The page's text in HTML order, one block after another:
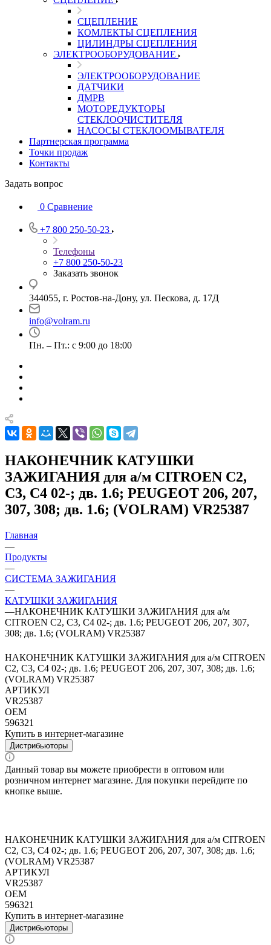
СЦЕПЛЕНИЕ
КОМЛЕКТЫ СЦЕПЛЕНИЯ
ЦИЛИНДРЫ СЦЕПЛЕНИЯ
ЭЛЕКТРООБОРУДОВАНИЕ
ЭЛЕКТРООБОРУДОВАНИЕ
ДАТЧИКИ
ДМРВ
МОТОРЕДУКТОРЫ
СТЕКЛООЧИСТИТЕЛЯ
НАСОСЫ СТЕКЛООМЫВАТЕЛЯ
Партнерская программа
Точки продаж
Контакты
Задать вопрос
0 Сравнение
+7 800 250-50-23
Телефоны
+7 800 250-50-23
Заказать звонок
344055, г. Ростов-на-Дону, ул. Пескова, д. 17Д
info@volram.ru
Пн. – Пт.: с 9:00 до 18:00
НАКОНЕЧНИК КАТУШКИ
ЗАЖИГАНИЯ для а/м CITROEN C2,
C3, C4 02-; дв. 1.6; PEUGEOT 206, 207,
307, 308; дв. 1.6; (VOLRAM) VR25387
Главная
—
Продукты
—
СИСТЕМА ЗАЖИГАНИЯ
—
КАТУШКИ ЗАЖИГАНИЯ
—НАКОНЕЧНИК КАТУШКИ ЗАЖИГАНИЯ для а/м
CITROEN C2, C3, C4 02-; дв. 1.6; PEUGEOT 206, 207, 307,
308; дв. 1.6; (VOLRAM) VR25387
НАКОНЕЧНИК КАТУШКИ ЗАЖИГАНИЯ для а/м CITROEN
C2, C3, C4 02-; дв. 1.6; PEUGEOT 206, 207, 307, 308; дв. 1.6;
(VOLRAM) VR25387
АРТИКУЛ
VR25387
OEM
596321
Купить в интернет-магазине
Дистрибьюторы
Данный товар вы можете приобрести в оптовом или
розничном интернет магазине. Для покупки перейдите по
кнопке выше.
НАКОНЕЧНИК КАТУШКИ ЗАЖИГАНИЯ для а/м CITROEN
C2, C3, C4 02-; дв. 1.6; PEUGEOT 206, 207, 307, 308; дв. 1.6;
(VOLRAM) VR25387
АРТИКУЛ
VR25387
OEM
596321
Купить в интернет-магазине
Дистрибьюторы